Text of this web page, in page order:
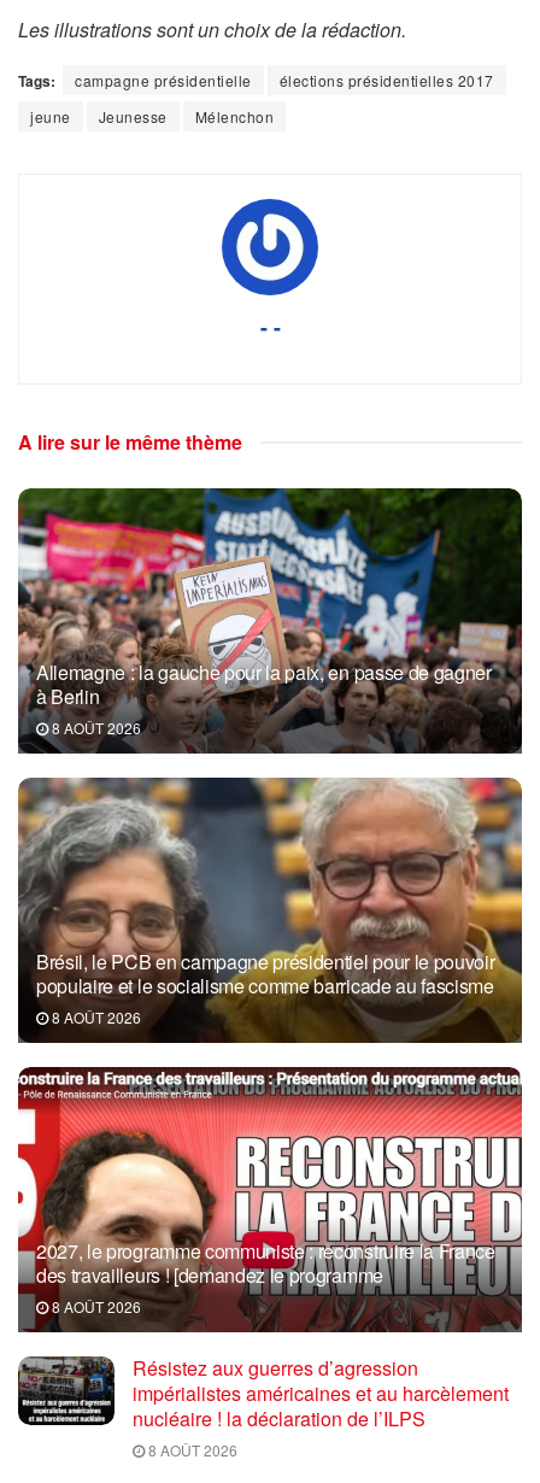
Les illustrations sont un choix de la rédaction.
Tags: campagne présidentielle
élections présidentielles 2017
jeune
Jeunesse Mélenchon
- -
A lire sur le même thème
Allemagne : la gauche pour la paix, en passe de gagner
à Berlin
8 AOÛT 2026
Brésil, le PCB en campagne présidentiel pour le pouvoir
populaire et le socialisme comme barricade au fascisme
8 AOÛT 2026
2027, le programme communiste : reconstruire la France
des travailleurs ! [demandez le programme
8 AOÛT 2026
Résistez aux guerres d’agression
impérialistes américaines et au harcèlement
nucléaire ! la déclaration de l’ILPS
8 AOÛT 2026